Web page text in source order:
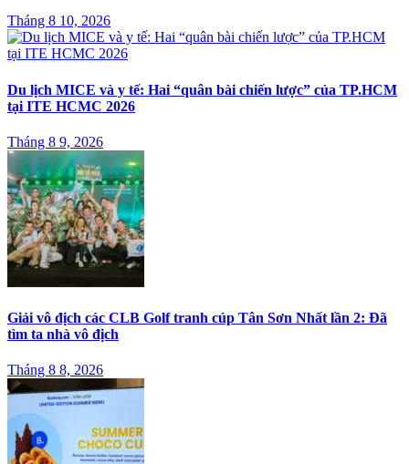
Tháng 8 10, 2026
Du lịch MICE và y tế: Hai “quân bài chiến lược” của TP.HCM
tại ITE HCMC 2026
Tháng 8 9, 2026
Giải vô địch các CLB Golf tranh cúp Tân Sơn Nhất lần 2: Đã
tìm ta nhà vô địch
Tháng 8 8, 2026